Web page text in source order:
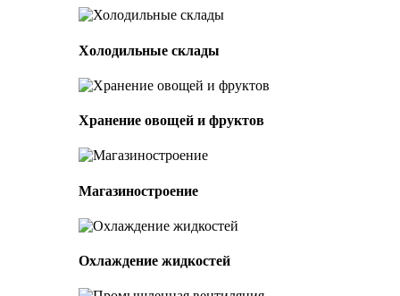
Холодильные склады
Хранение овощей и фруктов
Магазиностроение
Охлаждение жидкостей